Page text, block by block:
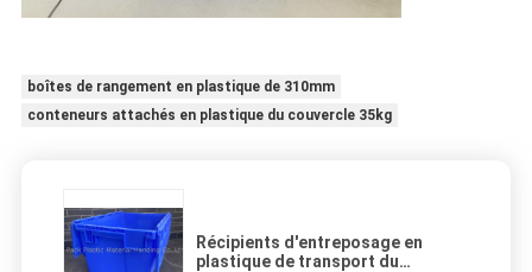
boîtes de rangement en plastique de 310mm
conteneurs attachés en plastique du couvercle 35kg
Récipients d'entreposage en
plastique de transport du